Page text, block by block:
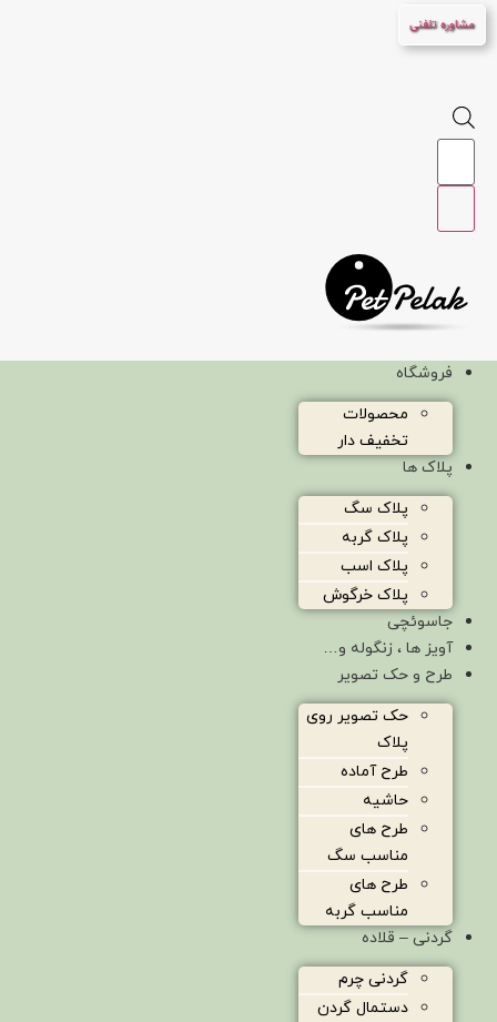
پرش
به
مشاوره تلفنی
Products
فروشگاه
محصولات
تخفیف دار
پلاک ها
پلاک سگ
پلاک گربه
پلاک اسب
پلاک خرگوش
جاسوئچی
آویز ها ، زنگوله و…
طرح و حک تصویر
حک تصویر روی
پلاک
طرح آماده
حاشیه
طرح های
مناسب سگ
طرح های
مناسب گربه
گردنی – قلاده
گردنی چرم
دستمال گردن